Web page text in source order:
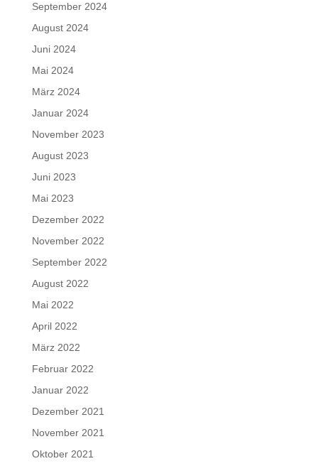
September 2024
August 2024
Juni 2024
Mai 2024
März 2024
Januar 2024
November 2023
August 2023
Juni 2023
Mai 2023
Dezember 2022
November 2022
September 2022
August 2022
Mai 2022
April 2022
März 2022
Februar 2022
Januar 2022
Dezember 2021
November 2021
Oktober 2021